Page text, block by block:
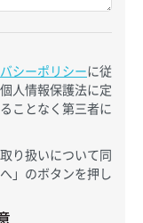
シーポリシーに従
人情報保護法に定
ことなく第三者に
り扱いについて同
」のボタンを押し